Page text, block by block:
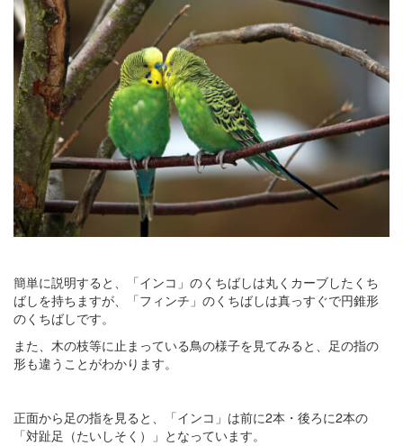
簡単に説明すると、「インコ」のくちばしは丸くカーブしたくち
ばしを持ちますが、「フィンチ」のくちばしは真っすぐで円錐形
のくちばしです。
また、木の枝等に止まっている鳥の様子を見てみると、足の指の
形も違うことがわかります。
正面から足の指を見ると、「インコ」は前に2本・後ろに2本の
「対趾足（たいしそく）」となっています。